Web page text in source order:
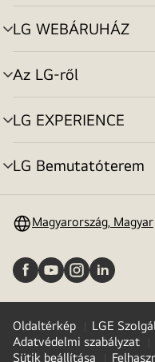
toggle
LG WEBÁRUHÁZ
menu
toggle
Az LG-ről
menu
toggle
LG EXPERIENCE
menu
toggle
LG Bemutatóterem
menu
Magyarország, Magyar
Oldaltérkép
LGE
Adatvédelmi szabályzat
Sütik beállítása